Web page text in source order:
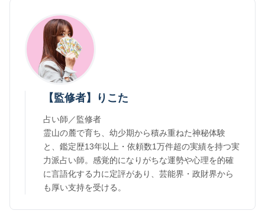
【監修者】りこた
占い師／監修者
霊山の麓で育ち、幼少期から積み重ねた神秘体験
と、鑑定歴13年以上・依頼数1万件超の実績を持つ実
力派占い師。感覚的になりがちな運勢や心理を的確
に言語化する力に定評があり、芸能界・政財界から
も厚い支持を受ける。